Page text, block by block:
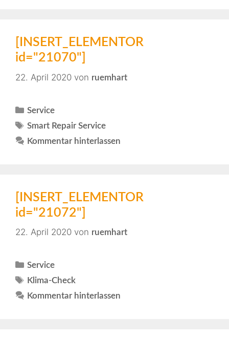
[INSERT_ELEMENTOR
id="21070"]
22. April 2020 von ruemhart
Service
Smart Repair Service
Kommentar hinterlassen
[INSERT_ELEMENTOR
id="21072"]
22. April 2020 von ruemhart
Service
Klima-Check
Kommentar hinterlassen